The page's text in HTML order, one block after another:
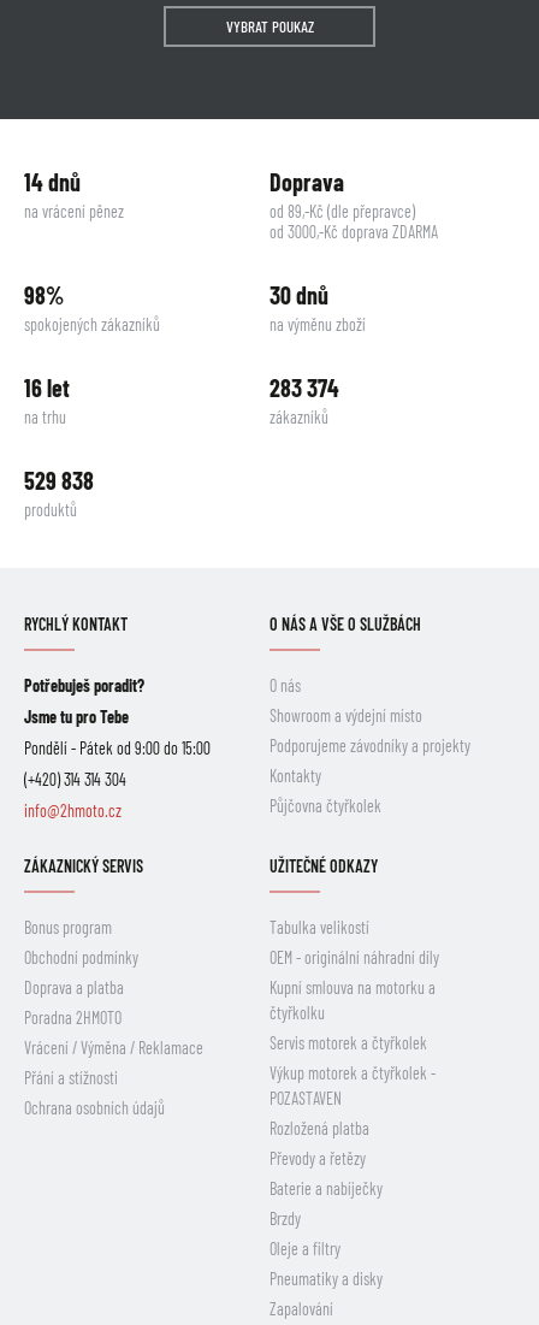
VYBRAT POUKAZ
14 dnů
na vrácení pěnez
Doprava
od 89,-Kč (dle přepravce)
od 3000,-Kč doprava ZDARMA
98%
spokojených zákazníků
30 dnů
na výměnu zboží
16 let
na trhu
283 374
zákazníků
529 838
produktů
RYCHLÝ KONTAKT
Potřebuješ poradit?
Jsme tu pro Tebe
Pondělí - Pátek od 9:00 do 15:00
(+420) 314 314 304
info@2hmoto.cz
O NÁS A VŠE O SLUŽBÁCH
O nás
Showroom a výdejní místo
Podporujeme závodníky a projekty
Kontakty
Půjčovna čtyřkolek
ZÁKAZNICKÝ SERVIS
Bonus program
Obchodní podmínky
Doprava a platba
Poradna 2HMOTO
Vrácení / Výměna / Reklamace
Přání a stížnosti
Ochrana osobních údajů
UŽITEČNÉ ODKAZY
Tabulka velikostí
OEM - originální náhradní díly
Kupní smlouva na motorku a
čtyřkolku
Servis motorek a čtyřkolek
Výkup motorek a čtyřkolek -
POZASTAVEN
Rozložená platba
Převody a řetězy
Baterie a nabíječky
Brzdy
Oleje a filtry
Pneumatiky a disky
Zapalování